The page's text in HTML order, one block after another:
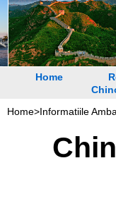
Home
Home>Informatiile